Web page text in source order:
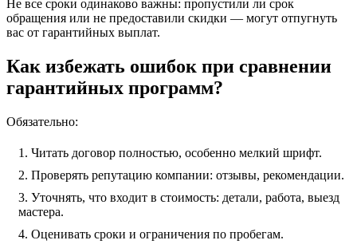
Не все сроки одинаково важны: пропустили ли срок
обращения или не предоставили скидки — могут отпугнуть
вас от гарантийных выплат.
Как избежать ошибок при сравнении
гарантийных программ?
Обязательно:
Читать договор полностью, особенно мелкий шрифт.
Проверять репутацию компании: отзывы, рекомендации.
Уточнять, что входит в стоимость: детали, работа, выезд
мастера.
Оценивать сроки и ограничения по пробегам.